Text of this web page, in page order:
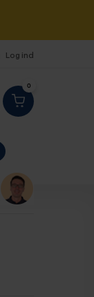
Log ind
0